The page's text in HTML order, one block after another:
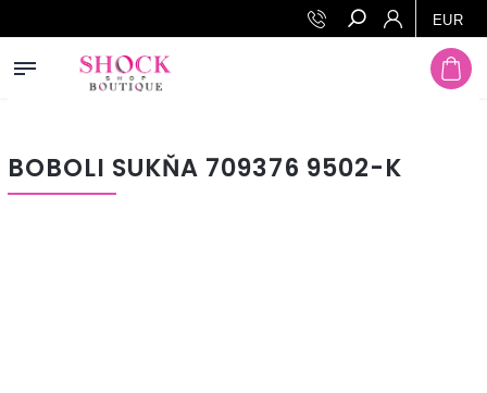
EUR
Hľadať
BOBOLI SUKŇA 709376 9502-K